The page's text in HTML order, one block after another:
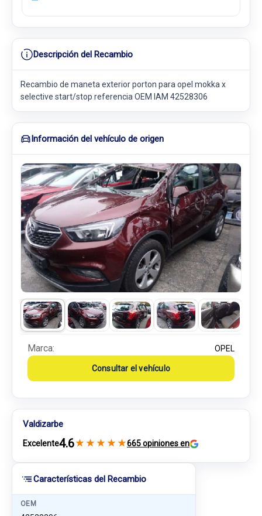
Características del Recambio
OEM
Descripción del Recambio
Recambio de maneta exterior porton para opel mokka x
selective start/stop referencia OEM IAM 42528306
Información del vehículo de origen
Marca: OPEL
Consultar el vehículo
Valdizarbe
Excelente4.6★ ★ ★ ★ ★665 opiniones en